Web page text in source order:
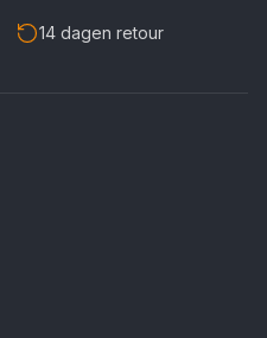
14 dagen retour